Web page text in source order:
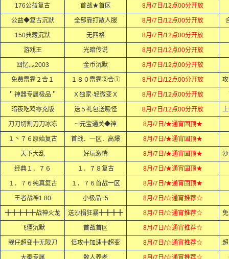
176公益复古 首战★首区 8月/7日/12点00分开放
公益◆复古沉默 全部靠打散人服 8月/7日/12点00分开放
150典藏沉默 无四格 8月/7日/12点00分开放
游戏王 光暗传说 8月/7日/12点00分开放
回忆灬2003 金币沉默 8月/7日/12点00分开放
免费雷霆２合１ １８０雷霆②合① 8月/7日/12点00分开放
＂神器专属极品＂ Ｘ独家·轻微变Ｘ 8月/7日/12点00分开放
暗夜吃鸡零充版 送５礼包送吸怪 8月/7日/12点00分开放
刀刀切割刀刀冰冻 ~!元宝通关◆神 8月/7日/★通宵固顶★
１丶７６原始复古 首战．一区．高爆 8月/7日/★通宵固顶★
天下大乱 好玩激情 8月/7日/★通宵固顶★
经典１．７６ １．７８复古 8月/7日/★通宵固顶★
１．７６纯真复古 １．７６首战一区 8月/7日/★通宵固顶★
王者战神1.80 小极品+5 8月/7日/☆通宵推荐☆
╋╋╋╋╋战神火龙 送沙捐狂暴╋╋╋╋ 8月/7日/☆通宵推荐☆
飞僵沉默 首战首区 8月/7日/☆通宵推荐☆
靓仔超变╋无限刀 倍攻╋加速╋超变 8月/7日/☆通宵推荐☆
大秦专属 散人养老 8月/7日/☆通宵推荐☆